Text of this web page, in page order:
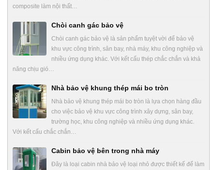
composite làm nội thất…
Chòi canh gác bảo vệ
Chòi canh gác bảo vệ là sản phẩm tuyệt vời để bảo vệ
khu vực công trình, sân bay, nhà máy, khu công nghiệp và
nhiều ứng dụng khác. Với kết cấu thép chắc chắn và khả
năng chịu gió…
Nhà bảo vệ khung thép mái bo tròn
Nhà bảo vệ khung thép mái bo tròn là lựa chọn hàng đầu
cho việc bảo vệ khu vực công trình xây dựng, sân bay,
trường học, khu công nghiệp và nhiều ứng dụng khác.
Với kết cấu chắc chắn…
Cabin bảo vệ bên trong nhà máy
Đây là loại cabin nhà bảo vệ loại nhỏ được thiết kế để làm